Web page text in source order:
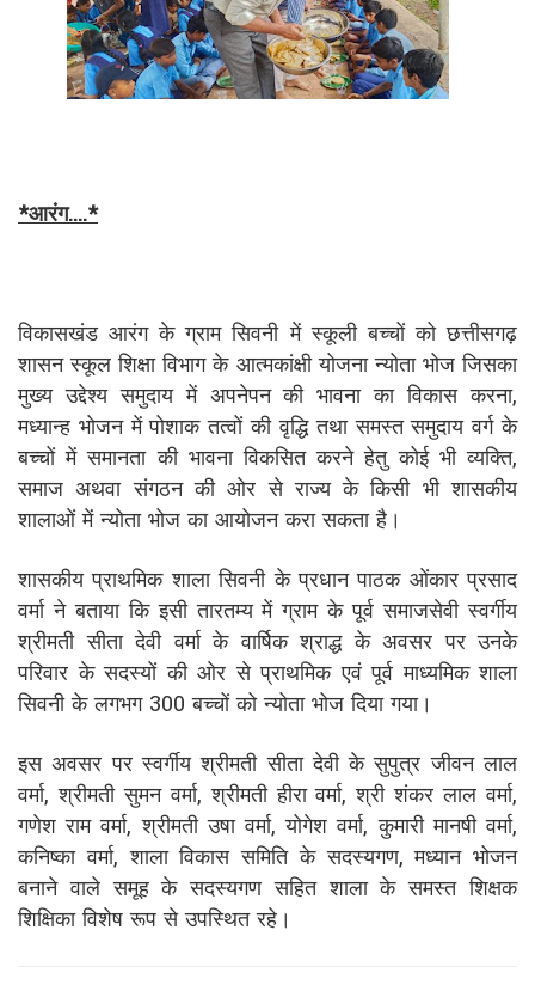
*आरंग....*
विकासखंड आरंग के ग्राम सिवनी में स्कूली बच्चों को छत्तीसगढ़
शासन स्कूल शिक्षा विभाग के आत्मकांक्षी योजना न्योता भोज जिसका
मुख्य उद्देश्य समुदाय में अपनेपन की भावना का विकास करना,
मध्यान्ह भोजन में पोशाक तत्वों की वृद्धि तथा समस्त समुदाय वर्ग के
बच्चों में समानता की भावना विकसित करने हेतु कोई भी व्यक्ति,
समाज अथवा संगठन की ओर से राज्य के किसी भी शासकीय
शालाओं में न्योता भोज का आयोजन करा सकता है।
शासकीय प्राथमिक शाला सिवनी के प्रधान पाठक ओंकार प्रसाद
वर्मा ने बताया कि इसी तारतम्य में ग्राम के पूर्व समाजसेवी स्वर्गीय
श्रीमती सीता देवी वर्मा के वार्षिक श्राद्ध के अवसर पर उनके
परिवार के सदस्यों की ओर से प्राथमिक एवं पूर्व माध्यमिक शाला
सिवनी के लगभग 300 बच्चों को न्योता भोज दिया गया।
इस अवसर पर स्वर्गीय श्रीमती सीता देवी के सुपुत्र जीवन लाल
वर्मा, श्रीमती सुमन वर्मा, श्रीमती हीरा वर्मा, श्री शंकर लाल वर्मा,
गणेश राम वर्मा, श्रीमती उषा वर्मा, योगेश वर्मा, कुमारी मानषी वर्मा,
कनिष्का वर्मा, शाला विकास समिति के सदस्यगण, मध्यान भोजन
बनाने वाले समूह के सदस्यगण सहित शाला के समस्त शिक्षक
शिक्षिका विशेष रूप से उपस्थित रहे।